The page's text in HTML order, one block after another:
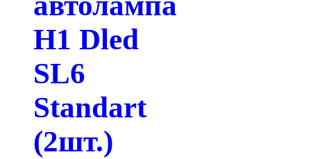
H1 Dled
SL6
Standart
(2шт.)